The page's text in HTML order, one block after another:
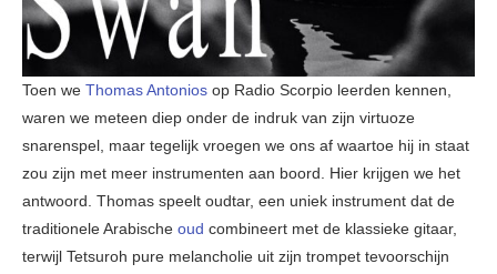
Toen we Thomas Antonios op Radio Scorpio leerden kennen,
waren we meteen diep onder de indruk van zijn virtuoze
snarenspel, maar tegelijk vroegen we ons af waartoe hij in staat
zou zijn met meer instrumenten aan boord. Hier krijgen we het
antwoord. Thomas speelt oudtar, een uniek instrument dat de
traditionele Arabische oud combineert met de klassieke gitaar,
terwijl Tetsuroh pure melancholie uit zijn trompet tevoorschijn